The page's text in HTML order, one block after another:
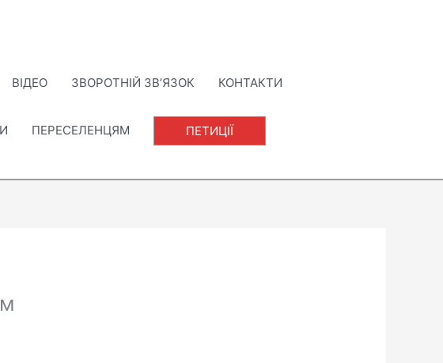
ВІДЕО ЗВОРОТНІЙ ЗВ’ЯЗОК КОНТАКТИ
ПЕРЕСЕЛЕНЦЯМ ПЕТИЦІЇ